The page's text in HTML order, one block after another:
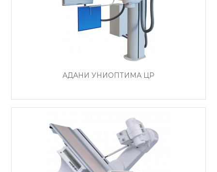
АДАНИ УНИОПТИМА ЦР